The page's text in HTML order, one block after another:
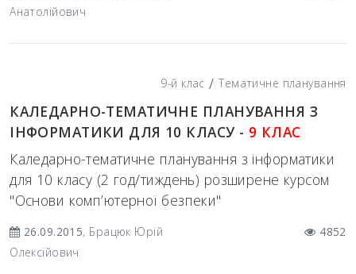
Анатолійович
9-й клас / Тематичне планування
КАЛЕДАРНО-ТЕМАТИЧНЕ ПЛАНУВАННЯ З
ІНФОРМАТИКИ ДЛЯ 10 КЛАСУ - 9 КЛАС
Каледарно-тематичне планування з інформатики
для 10 класу (2 год/тиждень) розширене курсом
"Основи комп’ютерної безпеки"
26.09.2015, Брацюк Юрій
Олексійович
4852